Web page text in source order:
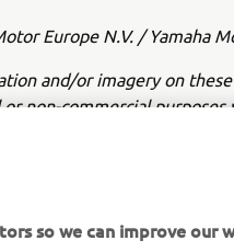
Europe N.V. / Yamaha
and/or imagery on
or non-commercial
so we can improve our